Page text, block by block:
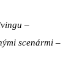
–
scenármi –